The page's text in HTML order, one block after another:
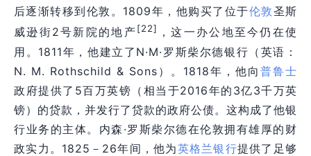
后逐渐转移到伦敦。1809年，他购买了位于伦敦圣斯
威逊街2号新院的地产[22]
，这一办公地至今仍在使
用。1811年，他建立了N·M·罗斯柴尔德银行（英语：
N. M. Rothschild & Sons）。1818年，他向 普鲁士
政府提供了5百万英镑（相当于2016年的3亿3千万英
镑）的贷款，并发行了贷款的政府公债。这构成了他银
行业务的主体。内森·罗斯柴尔德在伦敦拥有雄厚的财
政实力。1825－26年间，他为英格兰银行提供了足够